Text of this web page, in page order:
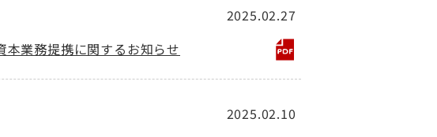
2025.02.27
業務提携に関するお知らせ
2025.02.10